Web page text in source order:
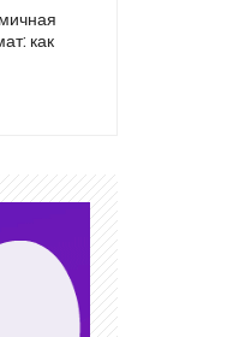
как